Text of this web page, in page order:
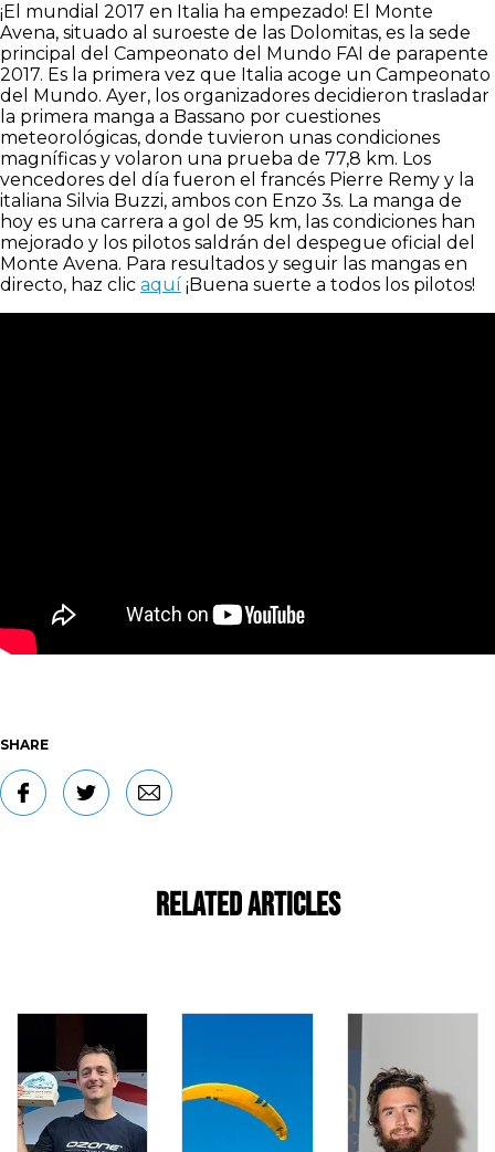
¡El mundial 2017 en Italia ha empezado! El Monte
Avena, situado al suroeste de las Dolomitas, es la sede
principal del Campeonato del Mundo FAI de parapente
2017. Es la primera vez que Italia acoge un Campeonato
del Mundo. Ayer, los organizadores decidieron trasladar
la primera manga a Bassano por cuestiones
meteorológicas, donde tuvieron unas condiciones
magníficas y volaron una prueba de 77,8 km. Los
vencedores del día fueron el francés Pierre Remy y la
italiana Silvia Buzzi, ambos con Enzo 3s. La manga de
hoy es una carrera a gol de 95 km, las condiciones han
mejorado y los pilotos saldrán del despegue oficial del
Monte Avena. Para resultados y seguir las mangas en
directo, haz clic aquí ¡Buena suerte a todos los pilotos!
SHARE
Related Articles